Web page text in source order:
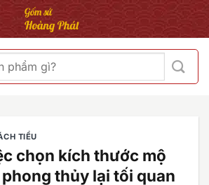
TIỂU
chọn kích thước mộ
thủy lại tối quan